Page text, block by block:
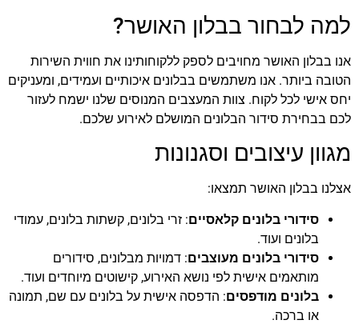
למה לבחור בבלון האושר?
אנו בבלון האושר מחויבים לספק ללקוחותינו את חווית השירות
הטובה ביותר. אנו משתמשים בבלונים איכותיים ועמידים, ומעניקים
יחס אישי לכל לקוח. צוות המעצבים המנוסים שלנו ישמח לעזור
לכם בבחירת סידור הבלונים המושלם לאירוע שלכם.
מגוון עיצובים וסגנונות
אצלנו בבלון האושר תמצאו:
סידורי בלונים קלאסיים: זרי בלונים, קשתות בלונים, עמודי
בלונים ועוד.
סידורי בלונים מעוצבים: דמויות מבלונים, סידורים
מותאמים אישית לפי נושא האירוע, קישוטים מיוחדים ועוד.
בלונים מודפסים: הדפסה אישית על בלונים עם שם, תמונה
או ברכה.